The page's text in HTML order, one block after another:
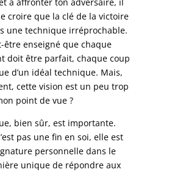
croire que la clé de la victoire
une technique irréprochable.
être enseigné que chaque
doit être parfait, chaque coup
d’un idéal technique. Mais,
cette vision est un peu trop
point de vue ?
bien sûr, est importante.
pas une fin en soi, elle est
personnelle dans le
unique de répondre aux